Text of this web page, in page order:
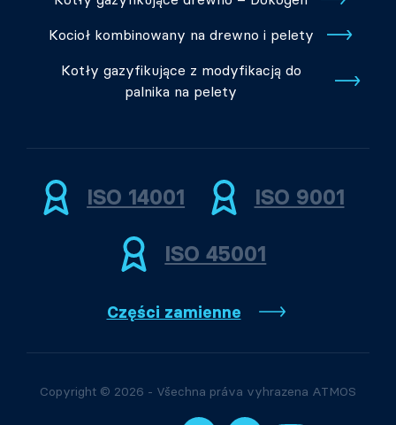
Kocioł kombinowany na drewno i pelety
Kotły gazyfikujące z modyfikacją do
palnika na pelety
ISO 14001 ISO 9001
ISO 45001
Części zamienne
Copyright © 2026 - Všechna práva vyhrazena ATMOS